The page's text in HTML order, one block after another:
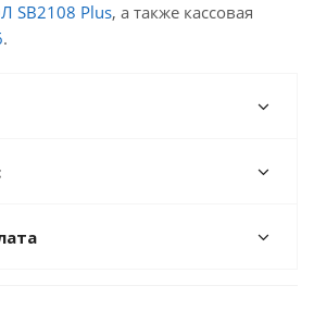
SB2108 Plus, а также кассовая
.